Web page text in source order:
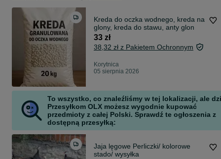
Kreda do oczka wodnego, kreda na
glony, kreda do stawu, anty glon
33 zł
38,32 zł z Pakietem Ochronnym
Korytnica
05 sierpnia 2026
To wszystko, co znaleźliśmy w tej lokalizacji, ale
Przesyłkom OLX możesz wygodnie kupować
przedmioty z całej Polski. Sprawdź te ogłoszenia z
dostępną przesyłką:
Jaja lęgowe Perliczki/ kolorowe
stado/ wysyłka